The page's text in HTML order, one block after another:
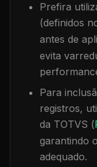
Prefira
(definidos
antes de
evita
Para
registros,
da TOTVS (
garantindo
adequado.